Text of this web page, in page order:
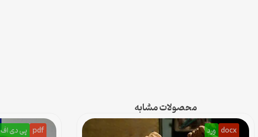
محصولات مشابه
docx ورد pdf پی دی اف